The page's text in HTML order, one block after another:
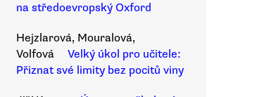
na středoevropský Oxford
Hejzlarová, Mouralová,
Volfová
Velký úkol pro učitele:
Přiznat své limity bez pocitů viny